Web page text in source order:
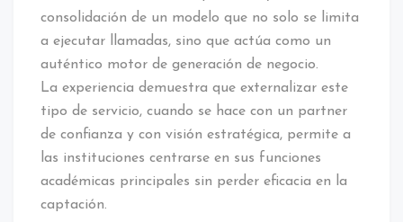
consolidación de un modelo que no solo se limita
a ejecutar llamadas, sino que actúa como un
auténtico motor de generación de negocio.
La experiencia demuestra que externalizar este
tipo de servicio, cuando se hace con un partner
de confianza y con visión estratégica, permite a
las instituciones centrarse en sus funciones
académicas principales sin perder eficacia en la
captación.